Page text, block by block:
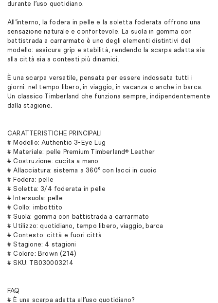
durante l’uso quotidiano.
All’interno, la fodera in pelle e la soletta foderata offrono una
sensazione naturale e confortevole. La suola in gomma con
battistrada a carrarmato è uno degli elementi distintivi del
modello: assicura grip e stabilità, rendendo la scarpa adatta sia
alla città sia a contesti più dinamici.
È una scarpa versatile, pensata per essere indossata tutti i
giorni: nel tempo libero, in viaggio, in vacanza o anche in barca.
Un classico Timberland che funziona sempre, indipendentemente
dalla stagione.
CARATTERISTICHE PRINCIPALI
# Modello: Authentic 3-Eye Lug
# Materiale: pelle Premium Timberland® Leather
# Costruzione: cucita a mano
# Allacciatura: sistema a 360° con lacci in cuoio
# Fodera: pelle
# Soletta: 3/4 foderata in pelle
# Intersuola: pelle
# Collo: imbottito
# Suola: gomma con battistrada a carrarmato
# Utilizzo: quotidiano, tempo libero, viaggio, barca
# Contesto: città e fuori città
# Stagione: 4 stagioni
# Colore: Brown (214)
# SKU: TB030003214
FAQ
# È una scarpa adatta all’uso quotidiano?